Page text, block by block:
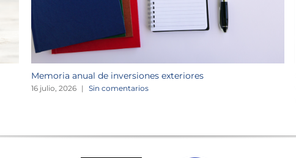
Memoria anual de inversiones exteriores
16 julio, 2026 | Sin comentarios